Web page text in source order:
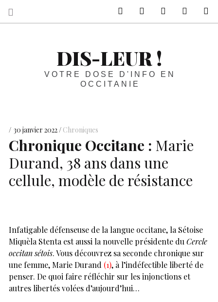
DIS-LEUR !
VOTRE DOSE D'INFO EN
OCCITANIE
30 janvier 2022 Chroniques
Chronique Occitane : Marie
Durand, 38 ans dans une
cellule, modèle de résistance
Infatigable défenseuse de la langue occitane, la Sétoise
Miquèla Stenta est aussi la nouvelle présidente du Cercle
occitan sétois. Vous découvrez sa seconde chronique sur
une femme, Marie Durand (1), à l’indéfectible liberté de
penser. De quoi faire réfléchir sur les injonctions et
autres libertés volées d’aujourd’hui…